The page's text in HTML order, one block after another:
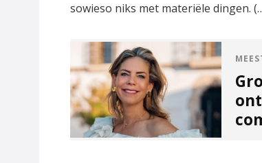
sowieso niks met materiële dingen.